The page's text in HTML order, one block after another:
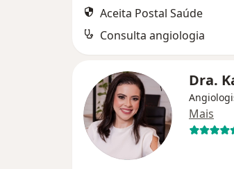
Aceita Postal Saúde
Consulta angiologia
Dra.
Mais